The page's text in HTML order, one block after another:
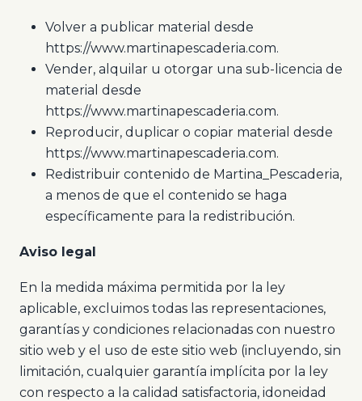
Volver a publicar material desde
https://www.martinapescaderia.com.
Vender, alquilar u otorgar una sub-licencia de
material desde
https://www.martinapescaderia.com.
Reproducir, duplicar o copiar material desde
https://www.martinapescaderia.com.
Redistribuir contenido de Martina_Pescaderia,
a menos de que el contenido se haga
específicamente para la redistribución.
Aviso legal
En la medida máxima permitida por la ley
aplicable, excluimos todas las representaciones,
garantías y condiciones relacionadas con nuestro
sitio web y el uso de este sitio web (incluyendo, sin
limitación, cualquier garantía implícita por la ley
con respecto a la calidad satisfactoria, idoneidad